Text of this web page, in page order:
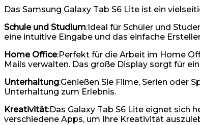
Das Samsung Galaxy Tab S6 Lite ist ein
Schule und Studium:Ideal für Schüler und
eine intuitive Eingabe und das einfache
Home Office:Perfekt für die Arbeit im Home
Mails verwalten. Das große Display sorgt für
Unterhaltung:Genießen Sie Filme, Serien oder
Unterhaltung zum Erlebnis.
Kreativität:Das Galaxy Tab S6 Lite eignet sich
verschiedene Apps, um Ihre Kreativität